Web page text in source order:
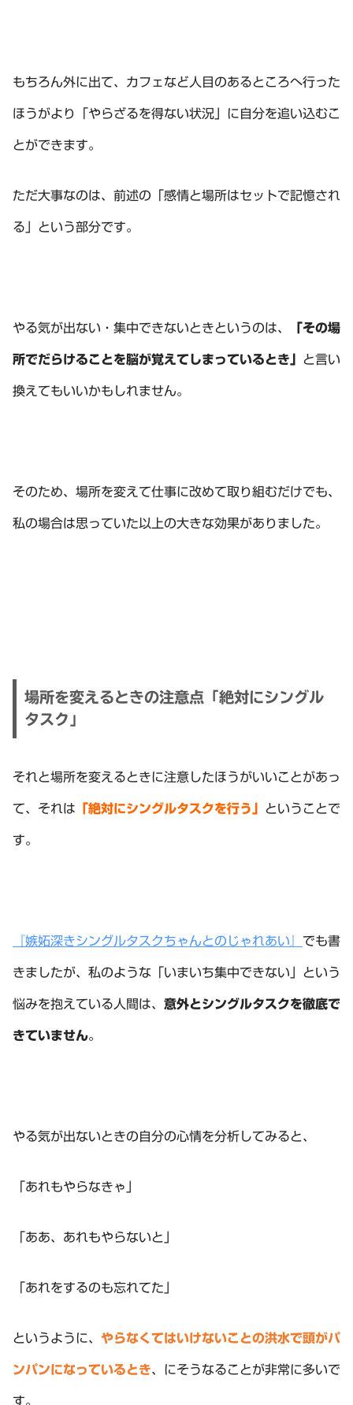
もちろん外に出て、カフェなど人目のあるところへ行った
ほうがより「やらざるを得ない状況」に自分を追い込むこ
とができます。
ただ大事なのは、前述の「感情と場所はセットで記憶され
る」という部分です。
やる気が出ない・集中できないときというのは、 「その場
所でだらけることを脳が覚えてしまっているとき」 と言い
換えてもいいかもしれません。
そのため、場所を変えて仕事に改めて取り組むだけでも、
私の場合は思っていた以上の大きな効果がありました。
場所を変えるときの注意点「絶対にシングル
タスク」
それと場所を変えるときに注意したほうがいいことがあっ
て、それは 「絶対にシングルタスクを行う」 ということで
す。
『嫉妬深きシングルタスクちゃんとのじゃれあい』 でも書
きましたが、私のような「いまいち集中できない」という
悩みを抱えている人間は、 意外とシングルタスクを徹底で
きていません。
やる気が出ないときの自分の心情を分析してみると、
「あれもやらなきゃ」
「ああ、あれもやらないと」
「あれをするのも忘れてた」
というように、 やらなくてはいけないことの洪水で頭がパ
ンパンになっているとき、にそうなることが非常に多いで
す。